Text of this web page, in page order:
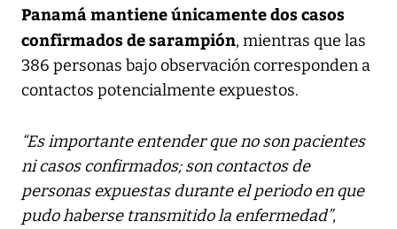
Panamá mantiene únicamente dos casos
confirmados de sarampión, mientras que las
386 personas bajo observación corresponden a
contactos potencialmente expuestos.
“Es importante entender que no son pacientes
ni casos confirmados; son contactos de
personas expuestas durante el periodo en que
pudo haberse transmitido la enfermedad”,